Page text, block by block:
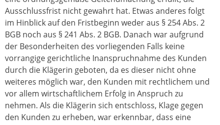
Ausschlussfrist nicht gewahrt hat. Etwas anderes folgt
im Hinblick auf den Fristbeginn weder aus § 254 Abs. 2
BGB noch aus § 241 Abs. 2 BGB. Danach war aufgrund
der Besonderheiten des vorliegenden Falls keine
vorrangige gerichtliche Inanspruchnahme des Kunden
durch die Klägerin geboten, da es dieser nicht ohne
weiteres möglich war, den Kunden mit rechtlichem und
vor allem wirtschaftlichem Erfolg in Anspruch zu
nehmen. Als die Klägerin sich entschloss, Klage gegen
den Kunden zu erheben, war erkennbar, dass eine